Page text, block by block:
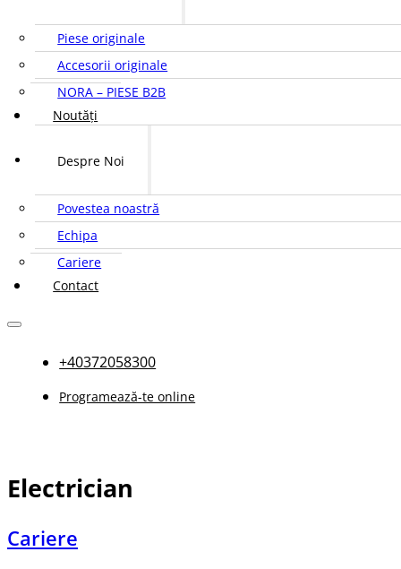
Piese originale
Accesorii originale
NORA – PIESE B2B
Noutăți
Despre Noi
Povestea noastră
Echipa
Cariere
Contact
+40372058300
Programează-te online
Electrician
Cariere